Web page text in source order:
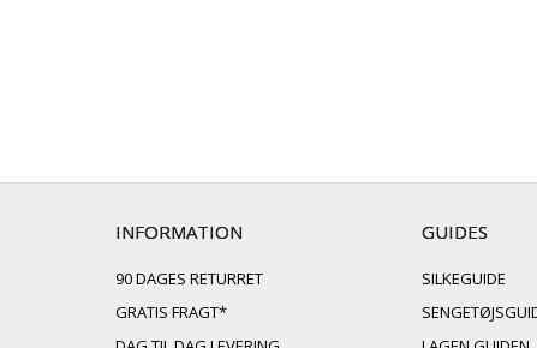
INFORMATION
90 DAGES RETURRET
GRATIS FRAGT*
GUIDES
SILKEGUIDE